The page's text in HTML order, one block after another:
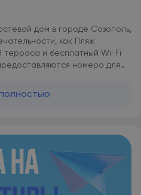
дом в городе Созополь,
как Пляж
терраса и бесплатный Wi-Fi
номера для
таких
душ и бесплатные туалетно-
Среди прочих удобств —
экраном с кабельными
в каждом номере есть
и предоставляется